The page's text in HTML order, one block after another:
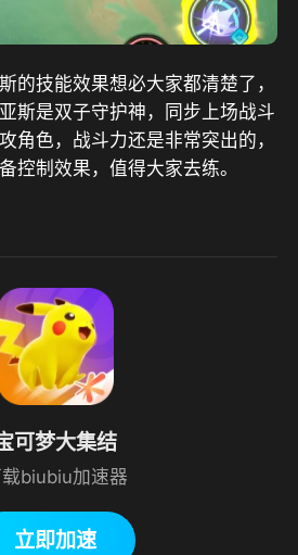
的技能效果想必大家都清楚了，
斯是双子守护神，同步上场战斗
角色，战斗力还是非常突出的，
控制效果，值得大家去练。
可梦大集结
biubiu加速器
立即加速